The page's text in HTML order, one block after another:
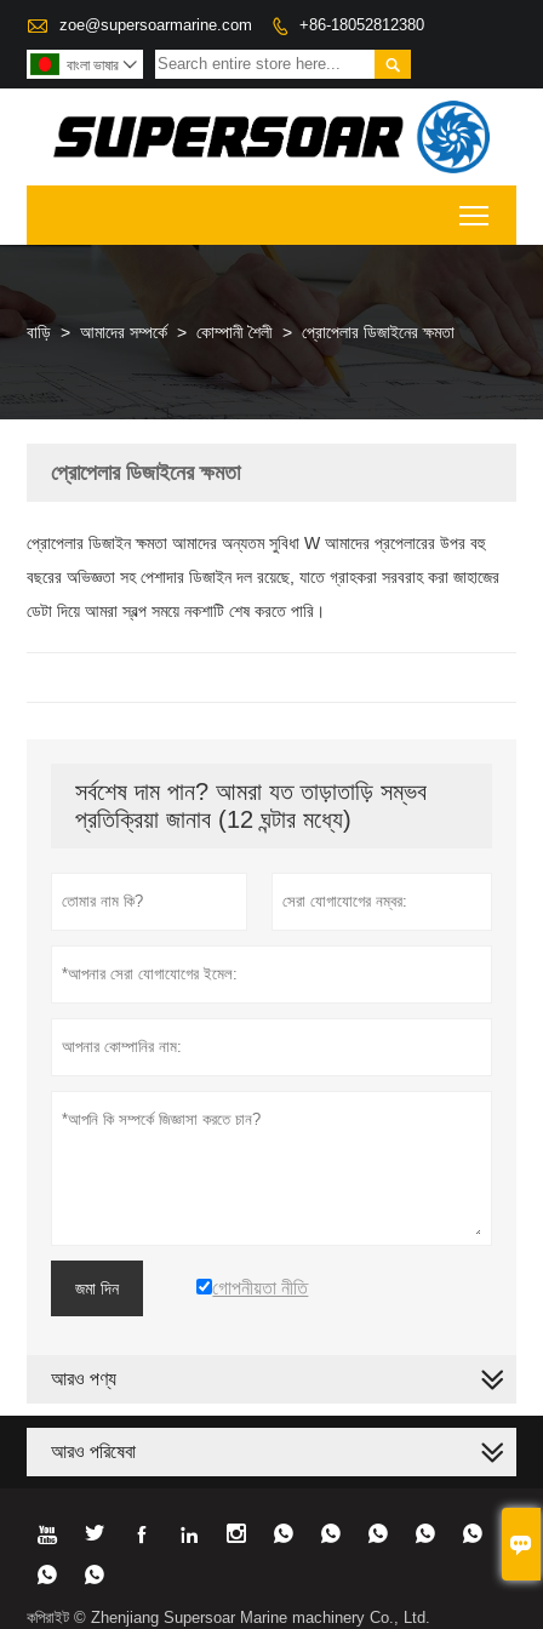

 zoe@supersoarmarine.com  +86-18052812380

বাংলা ভাষার 
বাড়ি > আমাদের সম্পর্কে > কোম্পানী শৈলী > প্রোপেলার ডিজাইনের ক্ষমতা
প্রোপেলার ডিজাইনের ক্ষমতা
প্রোপেলার ডিজাইন ক্ষমতা আমাদের অন্যতম সুবিধা W আমাদের প্রপেলারের উপর বহু
বছরের অভিজ্ঞতা সহ পেশাদার ডিজাইন দল রয়েছে, যাতে গ্রাহকরা সরবরাহ করা জাহাজের
ডেটা দিয়ে আমরা স্বল্প সময়ে নকশাটি শেষ করতে পারি।
সর্বশেষ দাম পান? আমরা যত তাড়াতাড়ি সম্ভব
প্রতিক্রিয়া জানাব (12 ঘন্টার মধ্যে)
জমা দিন গোপনীয়তা নীতি
আরও পণ্য
আরও পরিষেবা
         
 
কপিরাইট © Zhenjiang Supersoar Marine machinery Co., Ltd.